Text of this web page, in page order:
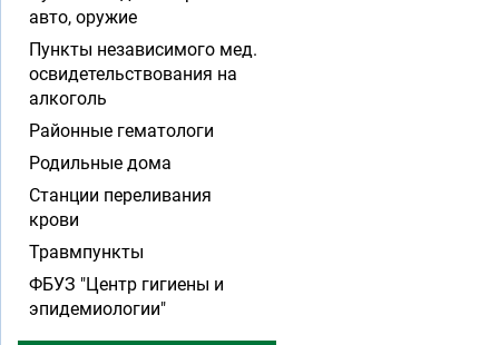
авто, оружие
Пункты независимого мед.
освидетельствования на
алкоголь
Районные гематологи
Родильные дома
Станции переливания
крови
Травмпункты
ФБУЗ "Центр гигиены и
эпидемиологии"